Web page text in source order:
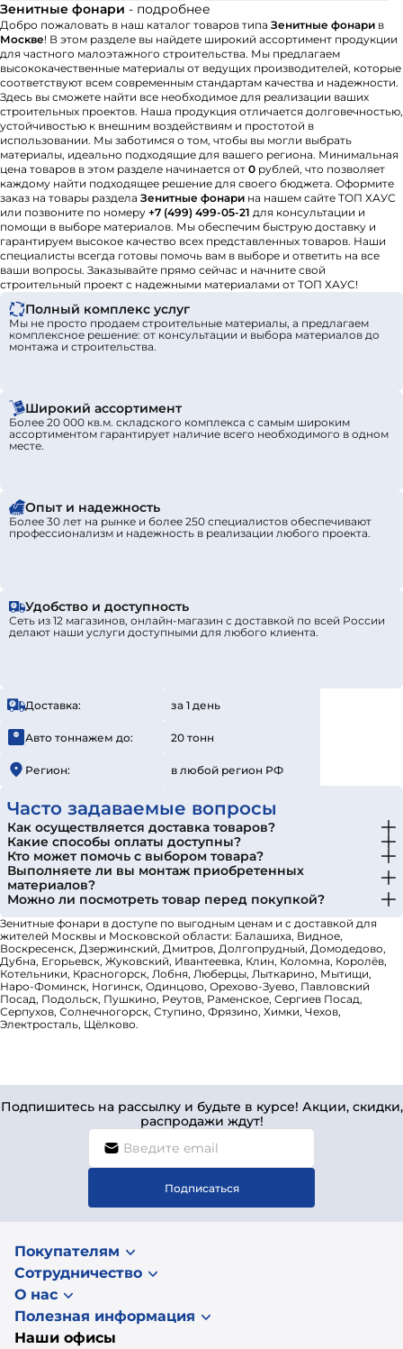
Зенитные фонари - подробнее
Добро пожаловать в наш каталог товаров типа Зенитные фонари в
Москве! В этом разделе вы найдете широкий ассортимент продукции
для частного малоэтажного строительства. Мы предлагаем
высококачественные материалы от ведущих производителей, которые
соответствуют всем современным стандартам качества и надежности.
Здесь вы сможете найти все необходимое для реализации ваших
строительных проектов. Наша продукция отличается долговечностью,
устойчивостью к внешним воздействиям и простотой в
использовании. Мы заботимся о том, чтобы вы могли выбрать
материалы, идеально подходящие для вашего региона. Минимальная
цена товаров в этом разделе начинается от 0 рублей, что позволяет
каждому найти подходящее решение для своего бюджета. Оформите
заказ на товары раздела Зенитные фонари на нашем сайте ТОП ХАУС
или позвоните по номеру +7 (499) 499-05-21 для консультации и
помощи в выборе материалов. Мы обеспечим быструю доставку и
гарантируем высокое качество всех представленных товаров. Наши
специалисты всегда готовы помочь вам в выборе и ответить на все
ваши вопросы. Заказывайте прямо сейчас и начните свой
строительный проект с надежными материалами от ТОП ХАУС!
Полный комплекс услуг
Мы не просто продаем строительные материалы, а предлагаем
комплексное решение: от консультации и выбора материалов до
монтажа и строительства.
Широкий ассортимент
Более 20 000 кв.м. складского комплекса с самым широким
ассортиментом гарантирует наличие всего необходимого в одном
месте.
Опыт и надежность
Более 30 лет на рынке и более 250 специалистов обеспечивают
профессионализм и надежность в реализации любого проекта.
Удобство и доступность
Сеть из 12 магазинов, онлайн-магазин с доставкой по всей России
делают наши услуги доступными для любого клиента.
Доставка: за 1 день
Авто тоннажем до: 20 тонн
Регион: в любой регион РФ
Часто задаваемые вопросы
Как осуществляется доставка товаров?
Какие способы оплаты доступны?
Кто может помочь с выбором товара?
Выполняете ли вы монтаж приобретенных
материалов?
Можно ли посмотреть товар перед покупкой?
Зенитные фонари в доступе по выгодным ценам и с доставкой для
жителей Москвы и Московской области: Балашиха, Видное,
Воскресенск, Дзержинский, Дмитров, Долгопрудный, Домодедово,
Дубна, Егорьевск, Жуковский, Ивантеевка, Клин, Коломна, Королёв,
Котельники, Красногорск, Лобня, Люберцы, Лыткарино, Мытищи,
Наро-Фоминск, Ногинск, Одинцово, Орехово-Зуево, Павловский
Посад, Подольск, Пушкино, Реутов, Раменское, Сергиев Посад,
Серпухов, Солнечногорск, Ступино, Фрязино, Химки, Чехов,
Электросталь, Щёлково.
Подпишитесь на рассылку и будьте в курсе! Акции, скидки,
распродажи ждут!
Подписаться
Покупателям
Сотрудничество
О нас
Полезная информация
Наши офисы